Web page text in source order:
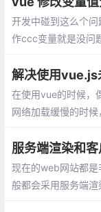
开发中碰到这么个
作ccc变量就是没问
在使用vue的时候，
网络加载缓慢的时
e现成的指令来解决
现在的web网站都
般都会采用服务端